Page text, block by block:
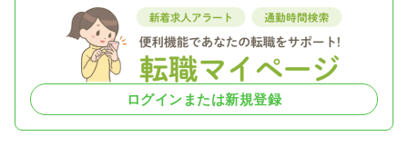
ログインまたは新規登録